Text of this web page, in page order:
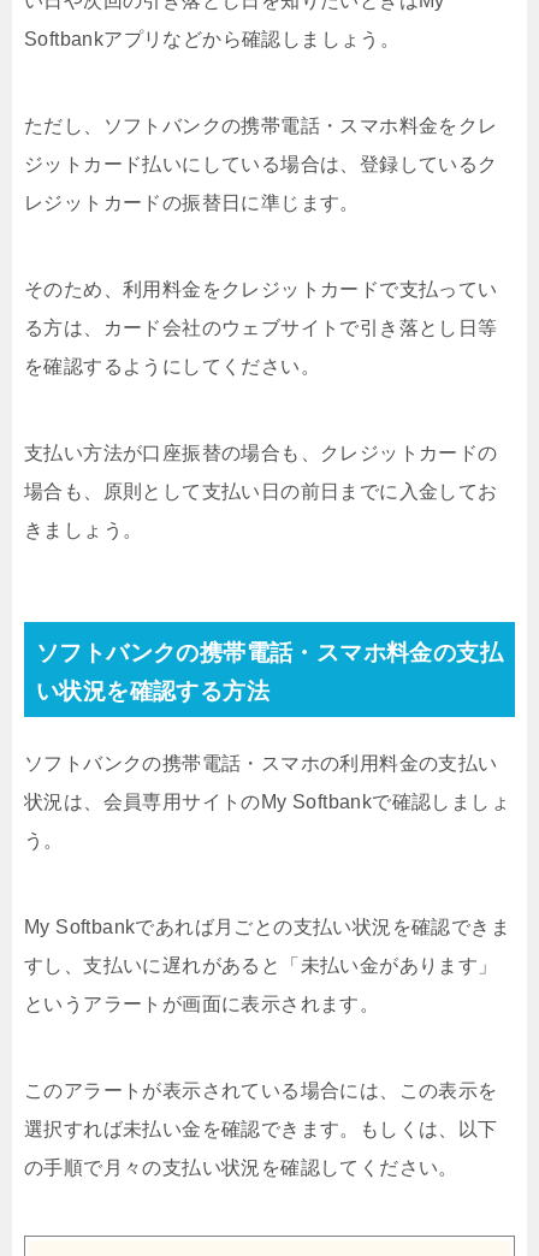
Softbankアプリなどから確認しましょう。
ただし、ソフトバンクの携帯電話・スマホ料金をクレ
ジットカード払いにしている場合は、登録しているク
レジットカードの振替日に準じます。
そのため、利用料金をクレジットカードで支払ってい
る方は、カード会社のウェブサイトで引き落とし日等
を確認するようにしてください。
支払い方法が口座振替の場合も、クレジットカードの
場合も、原則として支払い日の前日までに入金してお
きましょう。
ソフトバンクの携帯電話・スマホ料金の支払
い状況を確認する方法
ソフトバンクの携帯電話・スマホの利用料金の支払い
状況は、会員専用サイトのMy Softbankで確認しましょ
う。
My Softbankであれば月ごとの支払い状況を確認できま
すし、支払いに遅れがあると「未払い金があります」
というアラートが画面に表示されます。
このアラートが表示されている場合には、この表示を
選択すれば未払い金を確認できます。もしくは、以下
の手順で月々の支払い状況を確認してください。